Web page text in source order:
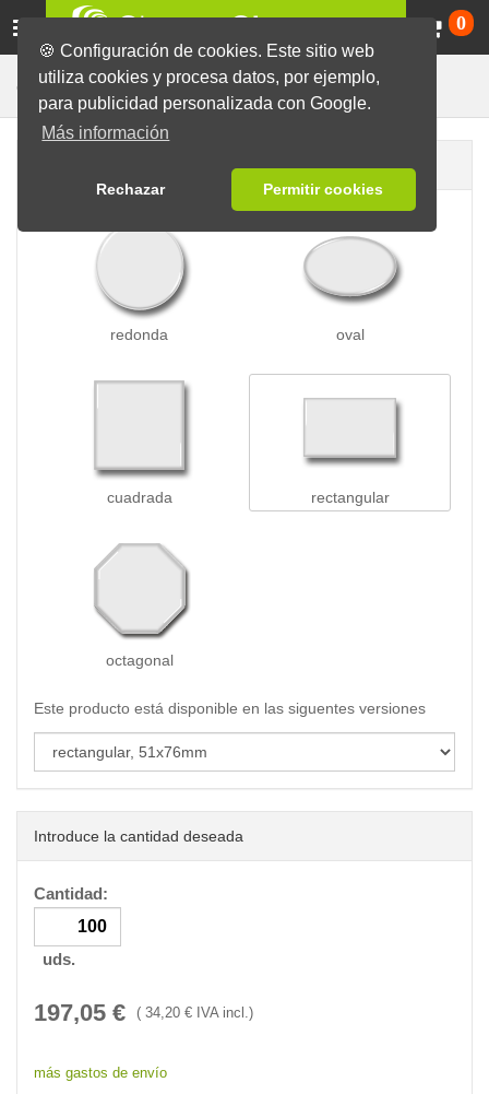
🍪 Configuración de cookies. Este sitio web
utiliza cookies y procesa datos, por ejemplo,
para publicidad personalizada con Google.
Más información
Rechazar Permitir cookies
0
Chapas Chapas Espejo
redonda oval
cuadrada rectangular
octagonal
Este producto está disponible en las siguentes versiones
Introduce la cantidad deseada
Cantidad:
uds.
197,05 € ( 34,20 € IVA incl.)
más gastos de envío